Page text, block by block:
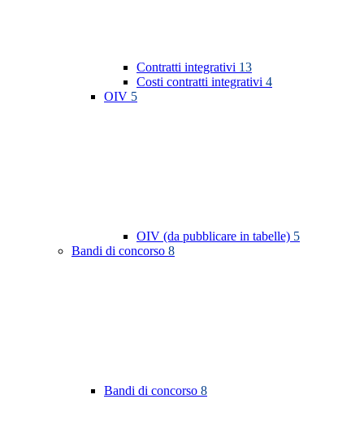
Contratti integrativi 13
Costi contratti integrativi 4
OIV 5
OIV (da pubblicare in tabelle) 5
Bandi di concorso 8
Bandi di concorso 8